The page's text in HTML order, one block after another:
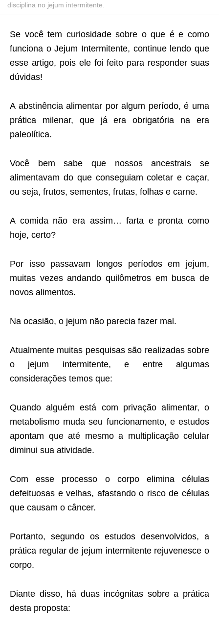
disciplina no jejum intermitente.
Se você tem curiosidade sobre o que é e como
funciona o Jejum Intermitente, continue lendo que
esse artigo, pois ele foi feito para responder suas
dúvidas!
A abstinência alimentar por algum período, é uma
prática milenar, que já era obrigatória na era
paleolítica.
Você bem sabe que nossos ancestrais se
alimentavam do que conseguiam coletar e caçar,
ou seja, frutos, sementes, frutas, folhas e carne.
A comida não era assim… farta e pronta como
hoje, certo?
Por isso passavam longos períodos em jejum,
muitas vezes andando quilômetros em busca de
novos alimentos.
Na ocasião, o jejum não parecia fazer mal.
Atualmente muitas pesquisas são realizadas sobre
o jejum intermitente, e entre algumas
considerações temos que:
Quando alguém está com privação alimentar, o
metabolismo muda seu funcionamento, e estudos
apontam que até mesmo a multiplicação celular
diminui sua atividade.
Com esse processo o corpo elimina células
defeituosas e velhas, afastando o risco de células
que causam o câncer.
Portanto, segundo os estudos desenvolvidos, a
prática regular de jejum intermitente rejuvenesce o
corpo.
Diante disso, há duas incógnitas sobre a prática
desta proposta: